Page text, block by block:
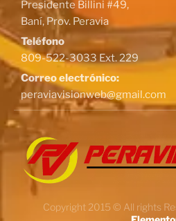
Presidente Billini #49,
Baní, Prov. Peravia
Teléfono
809-522-3033 Ext. 229
Correo electrónico:
peraviavisionweb@gmail.com
Copyright 2015 © All rights